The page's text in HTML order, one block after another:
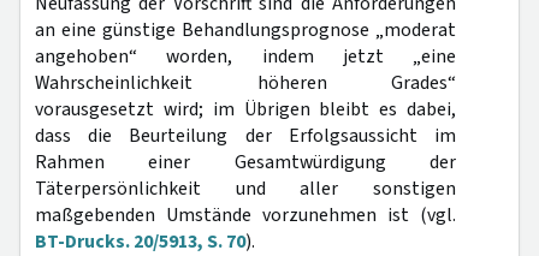
an eine günstige Behandlungsprognose „moderat
angehoben“ worden, indem jetzt „eine
Wahrscheinlichkeit höheren Grades“
vorausgesetzt wird; im Übrigen bleibt es dabei,
dass die Beurteilung der Erfolgsaussicht im
Rahmen einer Gesamtwürdigung der
Täterpersönlichkeit und aller sonstigen
maßgebenden Umstände vorzunehmen ist (vgl.
BT-Drucks. 20/5913, S. 70).